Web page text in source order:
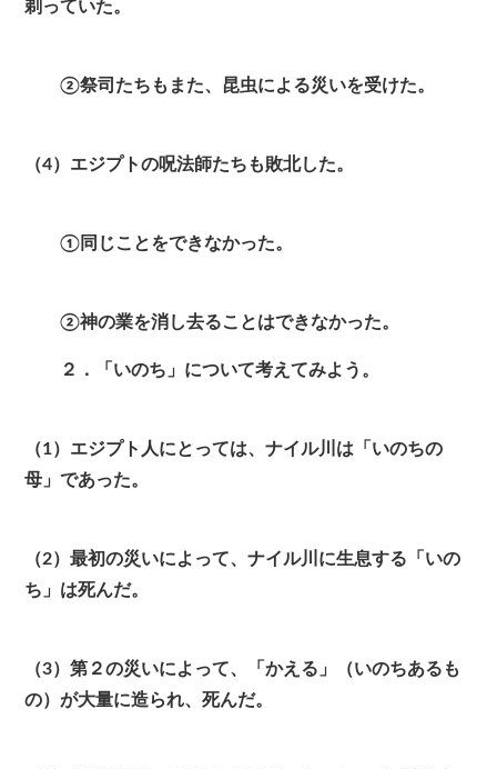
剃っていた。
②祭司たちもまた、昆虫による災いを受けた。
（4）エジプトの呪法師たちも敗北した。
①同じことをできなかった。
②神の業を消し去ることはできなかった。
２．「いのち」について考えてみよう。
（1）エジプト人にとっては、ナイル川は「いのちの
母」であった。
（2）最初の災いによって、ナイル川に生息する「いの
ち」は死んだ。
（3）第２の災いによって、「かえる」（いのちあるも
の）が大量に造られ、死んだ。